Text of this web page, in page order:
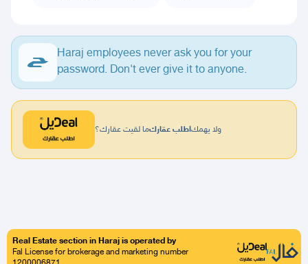
Haraj employees never ask you for your
password. Don't ever give it to anyone.
ما لقيت عقارك؟اطلب عقاركولا يهمك
Real Estate section in Haraj is operated by
Fal License for brokerage and marketing number